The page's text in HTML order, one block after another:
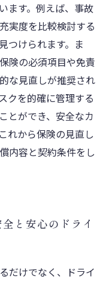
ます。例えば、事故
実度を比較検討する
つけられます。ま
険の必須項目や免責
な見直しが推奨され
クを的確に管理する
とができ、安全なカ
れから保険の見直し
内容と契約条件をし
と安心のドライ
だけでなく、ドライ